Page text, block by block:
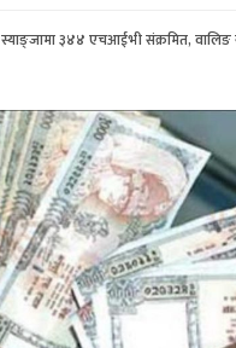
स्याङ्जामा ३४४ एचआईभी संक्रमित, वालिङ